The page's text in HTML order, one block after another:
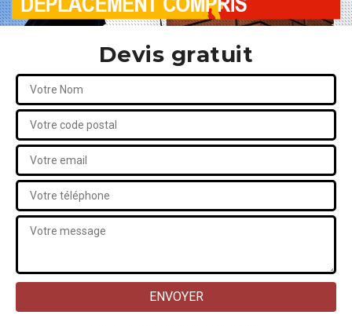
Devis gratuit